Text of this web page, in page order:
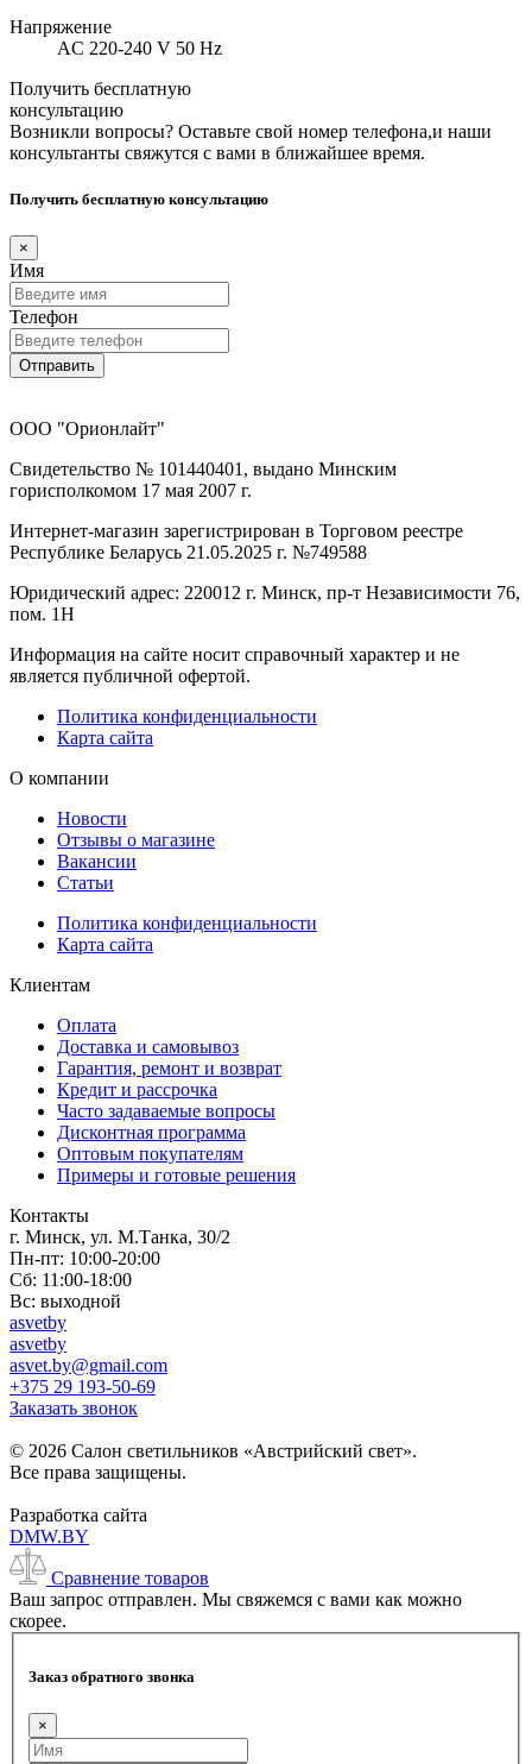
Напряжение
AC 220-240 V 50 Hz
Получить бесплатную
консультацию
Возникли вопросы? Оставьте свой номер телефона,и наши
консультанты свяжутся с вами в ближайшее время.
Получить бесплатную консультацию
×
Имя
Телефон
Отправить
ООО "Орионлайт"
Свидетельство № 101440401, выдано Минским
горисполкомом 17 мая 2007 г.
Интернет-магазин зарегистрирован в Торговом реестре
Республике Беларусь 21.05.2025 г. №749588
Юридический адрес: 220012 г. Минск, пр-т Независимости 76,
пом. 1Н
Информация на сайте носит справочный характер и не
является публичной офертой.
Политика конфиденциальности
Карта сайта
О компании
Новости
Отзывы о магазине
Вакансии
Статьи
Политика конфиденциальности
Карта сайта
Клиентам
Оплата
Доставка и самовывоз
Гарантия, ремонт и возврат
Кредит и рассрочка
Часто задаваемые вопросы
Дисконтная программа
Оптовым покупателям
Примеры и готовые решения
Контакты
г. Минск, ул. М.Танка, 30/2
Пн-пт: 10:00-20:00
Сб: 11:00-18:00
Вс: выходной
asvetby
asvetby
asvet.by@gmail.com
+375 29 193-50-69
Заказать звонок
© 2026 Салон светильников «Австрийский свет».
Все права защищены.
Разработка сайта
DMW.BY
Сравнение товаров
Ваш запрос отправлен. Мы свяжемся с вами как можно
скорее.
Заказ обратного звонка
×